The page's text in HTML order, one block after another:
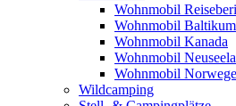
Wohnmobil
Wohnmobil Baltikum
Wohnmobil Kanada
Wohnmobil
Wohnmobil
Wildcamping